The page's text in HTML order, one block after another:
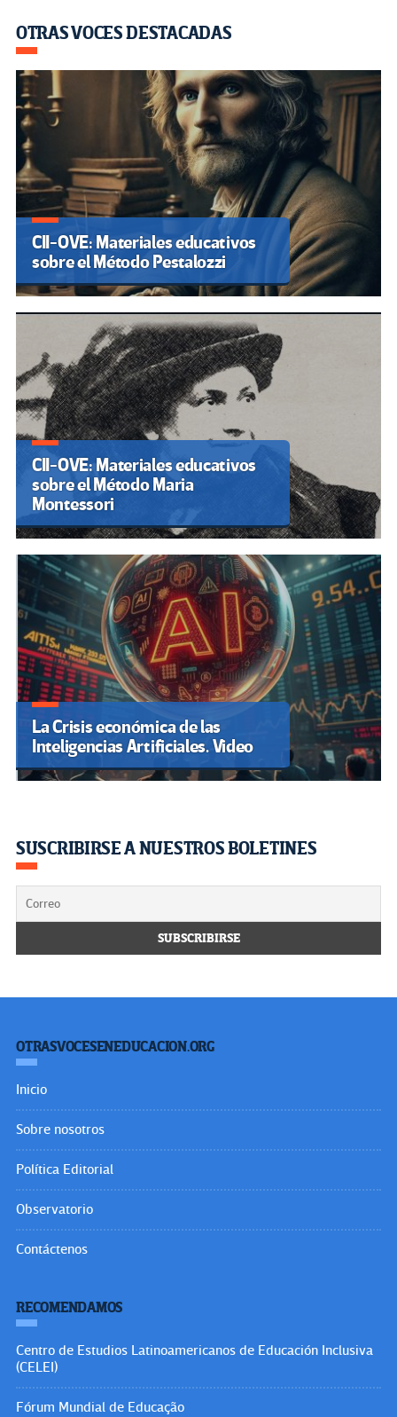
OTRAS VOCES DESTACADAS
CII-OVE: Materiales educativos
sobre el Método Pestalozzi
CII-OVE: Materiales educativos
sobre el Método Maria
Montessori
La Crisis económica de las
Inteligencias Artificiales. Video
SUSCRIBIRSE A NUESTROS BOLETINES
OTRASVOCESENEDUCACION.ORG
Inicio
Sobre nosotros
Política Editorial
Observatorio
Contáctenos
RECOMENDAMOS
Centro de Estudios Latinoamericanos de Educación Inclusiva
(CELEI)
Fórum Mundial de Educação